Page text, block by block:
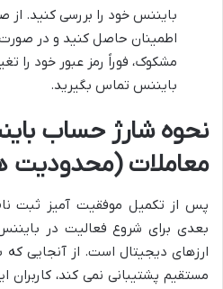
بایننس خود را بررسی کنید.
اطمینان حاصل کنید و در
مشکوک، فوراً رمز عبور خود را
بایننس تماس بگیرید.
نحوه شارژ حساب
معاملات (محدودیت
پس از تکمیل موفقیت آمیز ثبت
بعدی برای شروع فعالیت در
ارزهای دیجیتال است. از آنجایی که
مستقیم پشتیبانی نمی کند، کاربران